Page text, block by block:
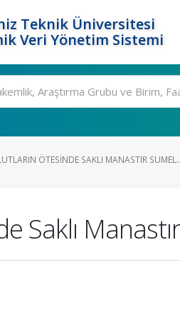
Teknik Üniversitesi
Veri Yönetim Sistemi
ÖTESINDE SAKLI MANASTIR
Saklı